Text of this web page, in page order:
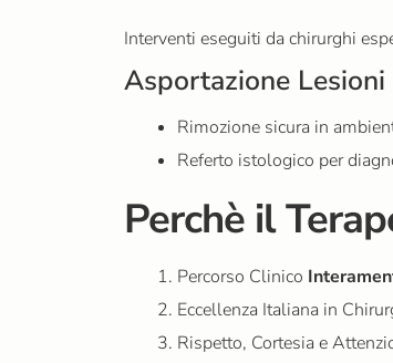
Interventi eseguiti da chirurghi
Asportazione
Rimozione sicura in
Referto istologico per
Perchè il
Percorso Clinico
Eccellenza Italiana in
Rispetto, Cortesia e